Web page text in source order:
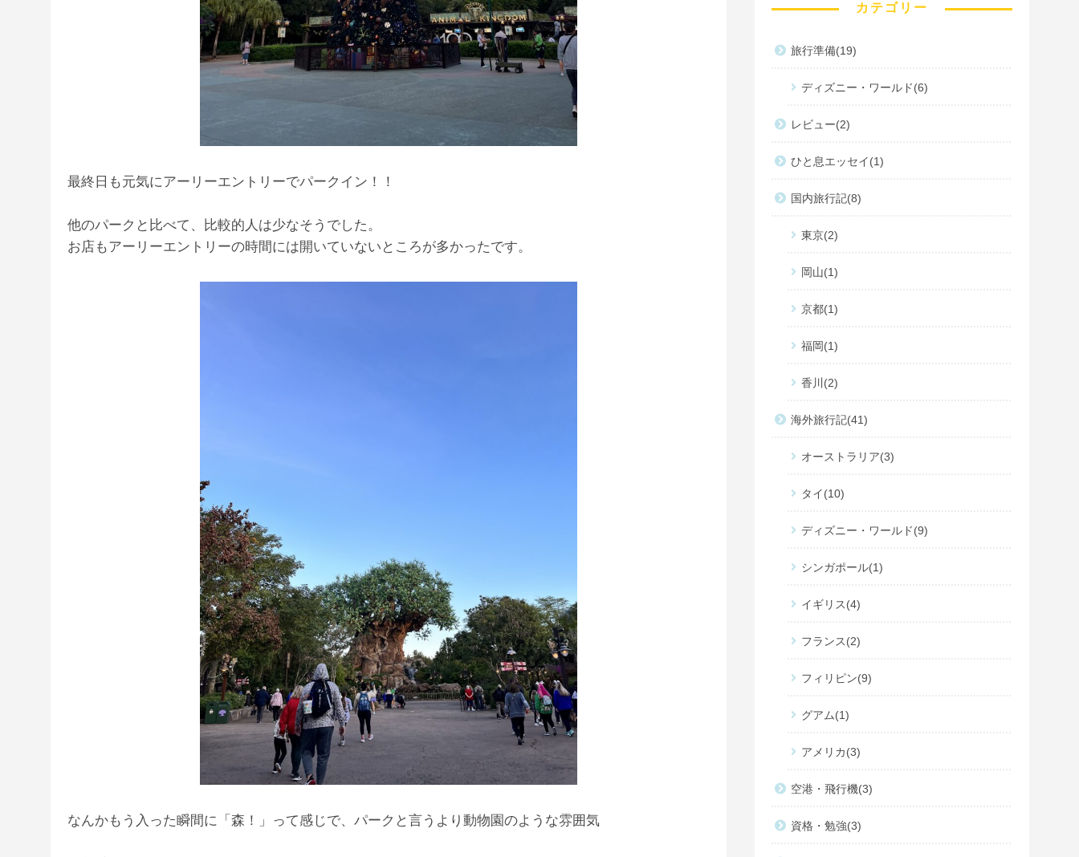
最終日も元気にアーリーエントリーでパークイン！！
他のパークと比べて、比較的人は少なそうでした。
お店もアーリーエントリーの時間には開いていないところが多かったです。
なんかもう入った瞬間に「森！」って感じで、パークと言うより動物園のような雰囲気
カテゴリー
旅行準備 19
ディズニー・ワールド 6
レビュー 2
ひと息エッセイ 1
国内旅行記 8
東京 2
岡山 1
京都 1
福岡 1
香川 2
海外旅行記 41
オーストラリア 3
タイ 10
ディズニー・ワールド 9
シンガポール 1
イギリス 4
フランス 2
フィリピン 9
グアム 1
アメリカ 3
空港・飛行機 3
資格・勉強 3